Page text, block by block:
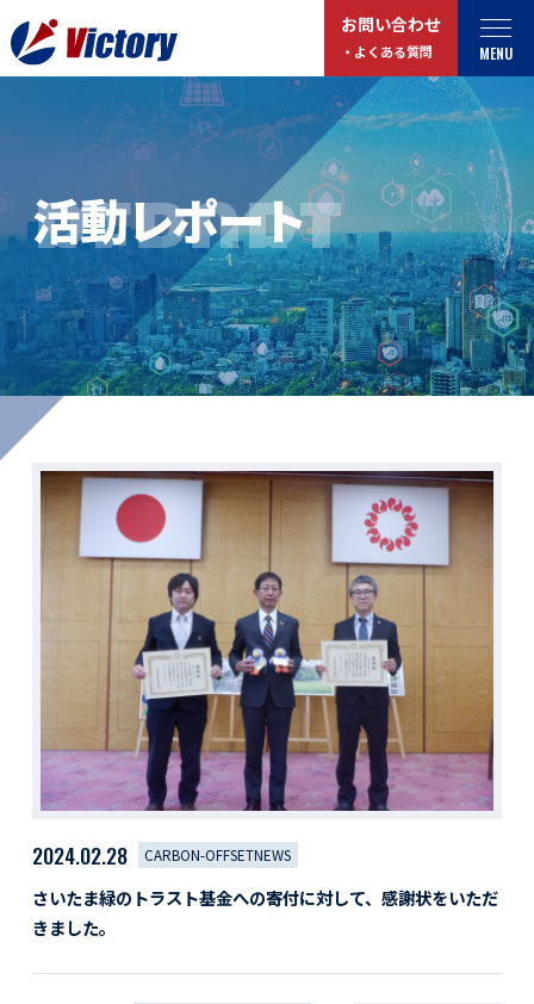
MENU
お問い合わせ
・よくある質問
事業紹介
総合解体 / 解体事業
産業廃棄物収集/ 運搬
企業概要
私たちについて
サステナビリティ
活動レポート
最新情報
お役立ちコラム
プライバシーポリシー
お問い合わせ
よくある質問
採用情報
社員インタビュー
育休取得者インタビュー
福利厚生
募集要項一覧
ドライバー職場体験
採用エントリー
よくある質問
Social link
活動レポート
REPORT
2024.02.28 CARBON-OFFSETNEWS
さいたま緑のトラスト基金への寄付に対して、感謝状をいただ
きました。